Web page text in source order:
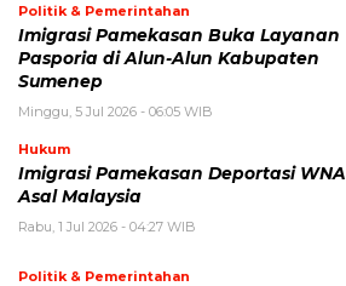
Politik & Pemerintahan
Imigrasi Pamekasan Buka Layanan
Pasporia di Alun-Alun Kabupaten
Sumenep
Minggu, 5 Jul 2026 - 06:05 WIB
Hukum
Imigrasi Pamekasan Deportasi WNA
Asal Malaysia
Rabu, 1 Jul 2026 - 04:27 WIB
Politik & Pemerintahan